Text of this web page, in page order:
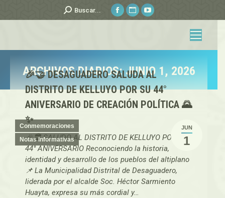
Buscar:Buscar...
Facebook
page
in
window
Sitio
web
opens
new
window
YouTube
page
in
window
ARCHIVOS DIARIOS:JUNIO 1, 2026
Estás aquí:
JUN
1
Conmemoraciones
Notas Informativas
🎉🤝 DESAGUADERO SALUDA AL
DISTRITO DE KELLUYO POR SU 44°
ANIVERSARIO DE CREACIÓN POLÍTICA 🌄
✨
🎉🏛️ SALUDO AL DISTRITO DE KELLUYO POR SU
44° ANIVERSARIO Reconociendo la historia,
identidad y desarrollo de los pueblos del altiplano
📌 La Municipalidad Distrital de Desaguadero,
liderada por el alcalde Soc. Héctor Sarmiento
Huayta, expresa su más cordial y…